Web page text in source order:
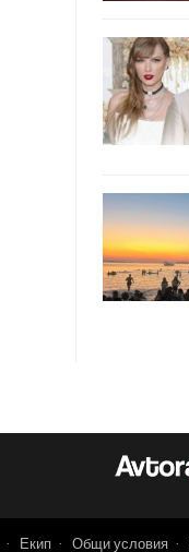
Екип Общи условия